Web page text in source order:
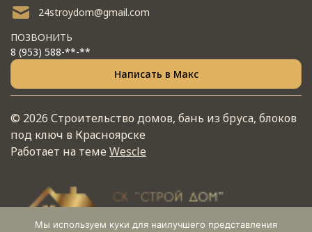
24stroydom@gmail.com
ПОЗВОНИТЬ
8 (953) 588-**-**
Написать в Макс
© 2026 Строительство домов, бань из бруса, блоков
под ключ в Красноярске
Работает на темеWescle
Мы используем куки для наилучшего представления